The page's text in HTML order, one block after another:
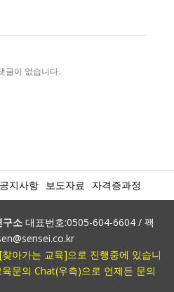
글이 없습니다.
공지사항 보도자료 자격증과정
구소 대표번호:0505-604-6604 / 팩
아가는 교육]으로 진행중에 있습니
문의 Chat(우측)으로 언제든 문의